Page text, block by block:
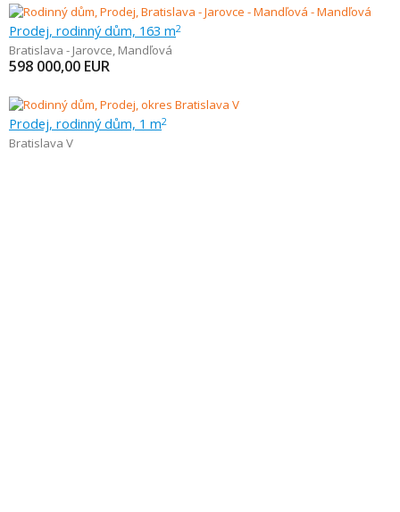
Prodej, rodinný dům, 163 m2
Bratislava - Jarovce, Mandľová
598 000,00 EUR
Prodej, rodinný dům, 1 m2
Bratislava V